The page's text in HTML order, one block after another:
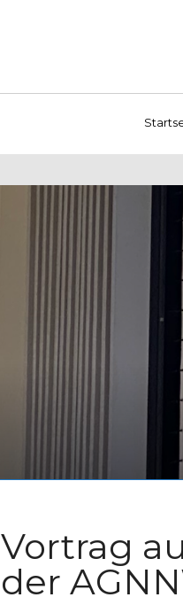
Vortrag
der